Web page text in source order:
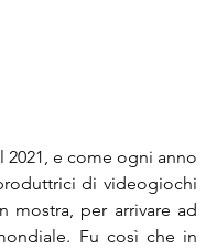
2021, e come ogni anno
di videogiochi
mostra, per arrivare ad
Fu così che in